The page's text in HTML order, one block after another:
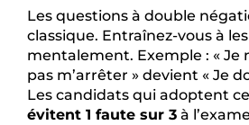
Les questions à double
classique. Entraînez-vous à
mentalement. Exemple : « Je
pas m’arrêter » devient « Je
Les candidats qui adoptent
évitent 1 faute sur 3à